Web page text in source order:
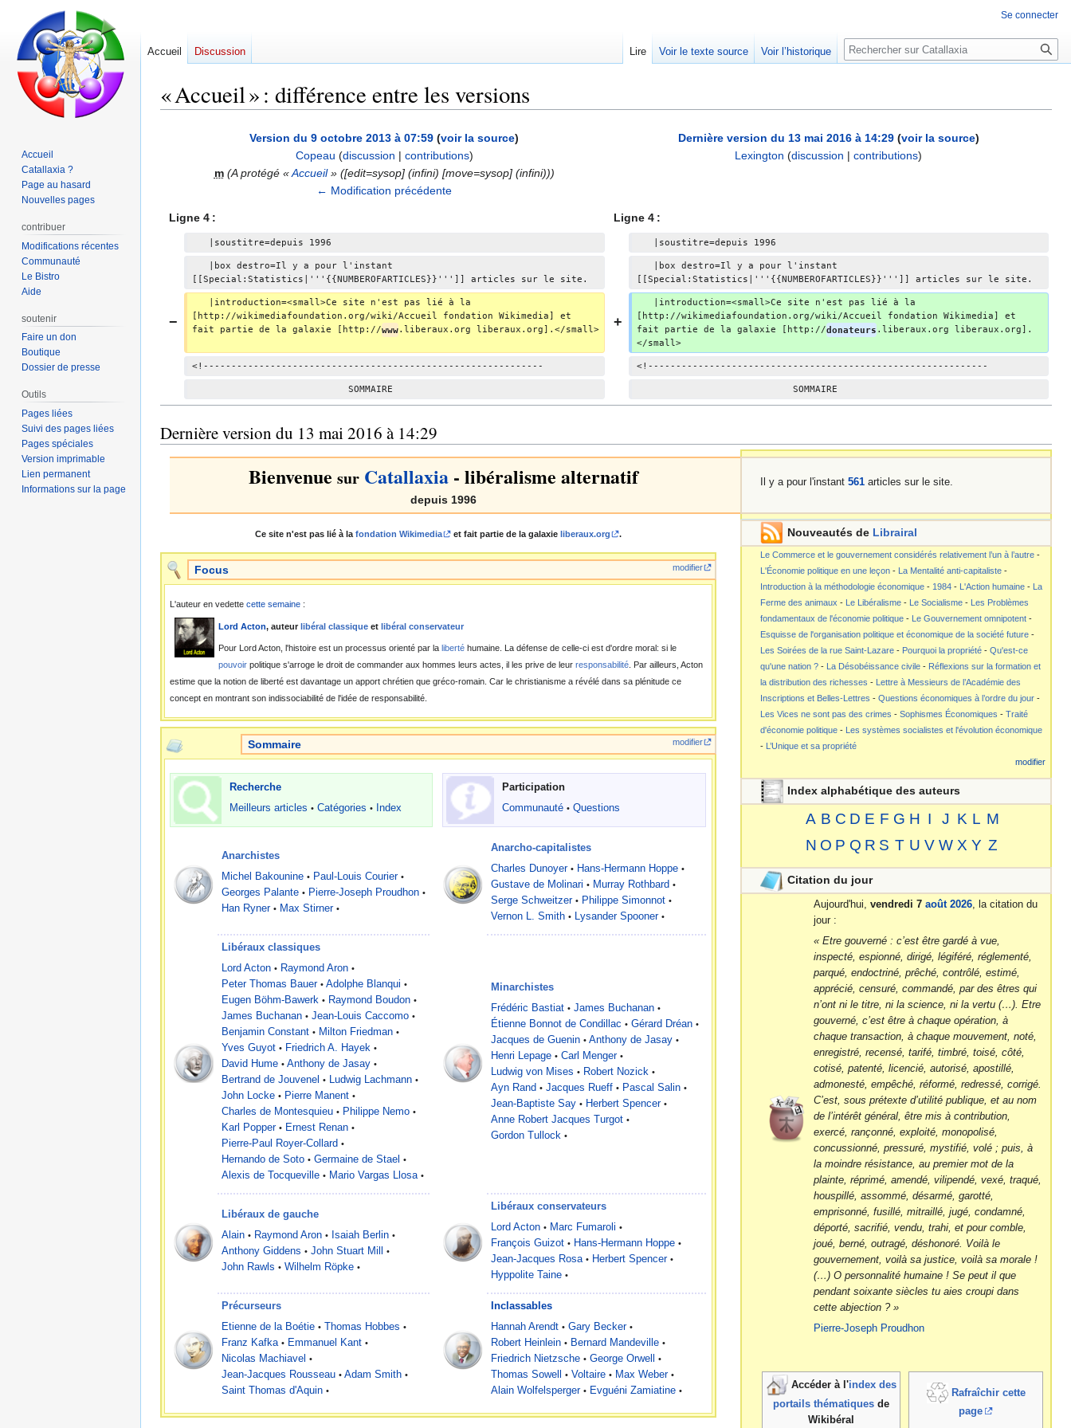
« Accueil » : différence entre les versions
Version du 9 octobre 2013 à 07:59 (voir la source)
Copeau (discussion | contributions)
m (A protégé «Accueil» (‎[edit=sysop] (infini) ‎[move=sysop] (infini)))
← Modification précédente
Dernière version du 13 mai 2016 à 14:29 (voir la source)
Lexington (discussion | contributions)
u
m
f
a
t
i
Ligne 4 : Ligne 4 :
|soustitre=depuis 1996 |soustitre=depuis 1996
|box destro=Il y a pour l'instant
[[Special:Statistics|'''{{NUMBEROFARTICLES}}''']] articles sur le site.
|box destro=Il y a pour l'instant
[[Special:Statistics|'''{{NUMBEROFARTICLES}}''']] articles sur le site.
|introduction=<small>Ce site n'est pas lié à la
[http://wikimediafoundation.org/wiki/Accueil fondation Wikimedia] et
fait partie de la galaxie [http://www.liberaux.org liberaux.org].</small>
|introduction=<small>Ce site n'est pas lié à la
[http://wikimediafoundation.org/wiki/Accueil fondation Wikimedia] et
fait partie de la galaxie [http://donateurs .liberaux.org liberaux.org].
</small>
<!------------------------------------------------------------- <!-------------------------------------------------------------
SOMMAIRE SOMMAIRE
Dernière version du 13 mai 2016 à 14:29
Bienvenue sur Catallaxia- libéralisme alternatif
depuis 1996
Il y a pour l'instant 561 articles sur le site.
Ce site n'est pas lié à la fondation Wikimedia et fait partie de la galaxie liberaux.org .
modifier
Focus
L'auteur en vedettecette semaine :
Lord Acton, auteurlibéral classique etlibéral conservateur
Pour Lord Acton, l'histoire est un processus orienté par la liberté humaine. La défense de celle-ci est d'ordre moral: si le
pouvoir politique s'arroge le droit de commander aux hommes leurs actes, il les prive de leurresponsabilité . Par ailleurs, Acton
estime que la notion de liberté est davantage un apport chrétien que gréco-romain. Car le christianisme a révélé dans sa plénitude ce
concept en montrant son indissociabilité de l'idée de responsabilité.
modifier
Sommaire
Recherche
Meilleurs articles • Catégories • Index
Participation
Communauté • Questions
Anarchistes
Michel Bakounine • Paul-Louis Courier •
Georges Palante • Pierre-Joseph Proudhon •
Han Ryner • Max Stirner •
Anarcho-capitalistes
Charles Dunoyer • Hans-Hermann Hoppe •
Gustave de Molinari • Murray Rothbard •
Serge Schweitzer • Philippe Simonnot •
Vernon L. Smith • Lysander Spooner •
Libéraux classiques
Lord Acton • Raymond Aron •
Peter Thomas Bauer • Adolphe Blanqui •
Eugen Böhm-Bawerk • Raymond Boudon •
James Buchanan • Jean-Louis Caccomo •
Benjamin Constant • Milton Friedman •
Yves Guyot • Friedrich A. Hayek •
David Hume • Anthony de Jasay •
Bertrand de Jouvenel • Ludwig Lachmann •
John Locke • Pierre Manent •
Charles de Montesquieu • Philippe Nemo •
Karl Popper • Ernest Renan •
Pierre-Paul Royer-Collard •
Hernando de Soto • Germaine de Stael •
Alexis de Tocqueville • Mario Vargas Llosa •
Minarchistes
Frédéric Bastiat • James Buchanan •
Étienne Bonnot de Condillac • Gérard Dréan •
Jacques de Guenin • Anthony de Jasay •
Henri Lepage • Carl Menger •
Ludwig von Mises • Robert Nozick •
Ayn Rand • Jacques Rueff • Pascal Salin •
Jean-Baptiste Say • Herbert Spencer •
Anne Robert Jacques Turgot •
Gordon Tullock •
Libéraux de gauche
Alain • Raymond Aron • Isaiah Berlin •
Anthony Giddens • John Stuart Mill •
John Rawls • Wilhelm Röpke •
Libéraux conservateurs
Lord Acton • Marc Fumaroli •
François Guizot • Hans-Hermann Hoppe •
Jean-Jacques Rosa • Herbert Spencer •
Hyppolite Taine •
Précurseurs
Etienne de la Boétie • Thomas Hobbes •
Franz Kafka • Emmanuel Kant •
Nicolas Machiavel •
Jean-Jacques Rousseau • Adam Smith •
Saint Thomas d'Aquin •
Inclassables
Hannah Arendt • Gary Becker •
Robert Heinlein • Bernard Mandeville •
Friedrich Nietzsche • George Orwell •
Thomas Sowell • Voltaire • Max Weber •
Alain Wolfelsperger • Evguéni Zamiatine •
Nouveautés de Librairal
Le Commerce et le gouvernement considérés relativement l’un à l’autre -
L'Économie politique en une leçon - La Mentalité anti-capitaliste -
Introduction à la méthodologie économique - 1984 - L'Action humaine - La
Ferme des animaux - Le Libéralisme - Le Socialisme - Les Problèmes
fondamentaux de l'économie politique - Le Gouvernement omnipotent -
Esquisse de l'organisation politique et économique de la société future -
Les Soirées de la rue Saint-Lazare - Pourquoi la propriété - Qu'est-ce
qu'une nation ? - La Désobéissance civile - Réflexions sur la formation et
la distribution des richesses - Lettre à Messieurs de l’Académie des
Inscriptions et Belles-Lettres - Questions économiques à l’ordre du jour -
Les Vices ne sont pas des crimes - Sophismes Économiques - Traité
d'économie politique - Les systèmes socialistes et l'évolution économique
- L’Unique et sa propriété
modifier
Index alphabétique des auteurs
A B C D E F G H I J K L M
N O P Q R S T U V W X Y Z
Citation du jour
Aujourd'hui,vendredi 7août 2026 , la citation du
jour :
« Etre gouverné : c’est être gardé à vue,
inspecté, espionné, dirigé, légiféré, réglementé,
parqué, endoctriné, prêché, contrôlé, estimé,
apprécié, censuré, commandé, par des êtres qui
n’ont ni le titre, ni la science, ni la vertu (…). Etre
gouverné, c’est être à chaque opération, à
chaque transaction, à chaque mouvement, noté,
enregistré, recensé, tarifé, timbré, toisé, côté,
cotisé, patenté, licencié, autorisé, apostillé,
admonesté, empêché, réformé, redressé, corrigé.
C’est, sous prétexte d’utilité publique, et au nom
de l’intérêt général, être mis à contribution,
exercé, rançonné, exploité, monopolisé,
concussionné, pressuré, mystifié, volé ; puis, à
la moindre résistance, au premier mot de la
plainte, réprimé, amendé, vilipendé, vexé, traqué,
houspillé, assommé, désarmé, garotté,
emprisonné, fusillé, mitraillé, jugé, condamné,
déporté, sacrifié, vendu, trahi, et pour comble,
joué, berné, outragé, déshonoré. Voilà le
gouvernement, voilà sa justice, voilà sa morale !
(…) O personnalité humaine ! Se peut il que
pendant soixante siècles tu aies croupi dans
cette abjection ? »
Pierre-Joseph Proudhon
Accéder à l'index des
portails thématiques de
Wikibéral
Rafraîchir cette
page
Se connecter
Accueil Discussion Lire Voir le texte source Voir l’historique Rechercher
Accueil
Catallaxia ?
Page au hasard
Nouvelles pages
contribuer
Modifications récentes
Communauté
Le Bistro
Aide
soutenir
Faire un don
Boutique
Dossier de presse
Outils
Pages liées
Suivi des pages liées
Pages spéciales
Version imprimable
Lien permanent
Informations sur la page